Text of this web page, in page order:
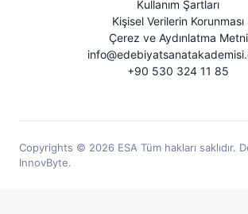
Kullanım Şartları
Kişisel Verilerin Korunması
Çerez ve Aydınlatma Metni
+90 530 324 11 85
Copyrights © 2026 ESA Tüm hakları saklıdır.
InnovByte.